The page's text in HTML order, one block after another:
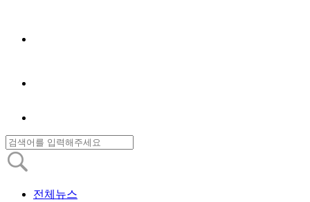
전체뉴스